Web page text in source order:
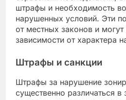
штрафы и необходимость
нарушенных условий. Эти
от местных законов и
зависимости от характера
Штрафы и санкции
Штрафы за нарушение
существенно различаться в